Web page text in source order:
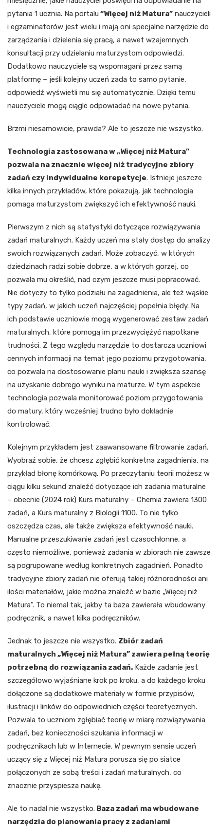
pytania 1 ucznia. Na portalu “Więcej niż Matura” nauczycieli
i egzaminatorów jest wielu i mają oni specjalne narzędzie do
zarządzania i dzielenia się pracą, a nawet wzajemnych
konsultacji przy udzielaniu maturzystom odpowiedzi.
Dodatkowo nauczyciele są wspomagani przez samą
platformę – jeśli kolejny uczeń zada to samo pytanie,
odpowiedź wyświetli mu się automatycznie. Dzięki temu
nauczyciele mogą ciągle odpowiadać na nowe pytania.
Brzmi niesamowicie, prawda? Ale to jeszcze nie wszystko.
Technologia zastosowana w „Więcej niż Matura”
pozwala na znacznie więcej niż tradycyjne zbiory
zadań czy indywidualne korepetycje. Istnieje jeszcze
kilka innych przykładów, które pokazują, jak technologia
pomaga maturzystom zwiększyć ich efektywność nauki.
Pierwszym z nich są statystyki dotyczące rozwiązywania
zadań maturalnych. Każdy uczeń ma stały dostęp do analizy
swoich rozwiązanych zadań. Może zobaczyć, w których
dziedzinach radzi sobie dobrze, a w których gorzej, co
pozwala mu określić, nad czym jeszcze musi popracować.
Nie dotyczy to tylko podziału na zagadnienia, ale też wąskie
typy zadań, w jakich uczeń najczęściej popełnia błędy. Na
ich podstawie uczniowie mogą wygenerować zestaw zadań
maturalnych, które pomogą im przezwyciężyć napotkane
trudności. Z tego względu narzędzie to dostarcza uczniowi
cennych informacji na temat jego poziomu przygotowania,
co pozwala na dostosowanie planu nauki i zwiększa szansę
na uzyskanie dobrego wyniku na maturze. W tym aspekcie
technologia pozwala monitorować poziom przygotowania
do matury, który wcześniej trudno było dokładnie
kontrolować.
Kolejnym przykładem jest zaawansowane filtrowanie zadań.
Wyobraź sobie, że chcesz zgłębić konkretna zagadnienia, na
przykład błonę komórkową. Po przeczytaniu teorii możesz w
ciągu kilku sekund znaleźć dotyczące ich zadania maturalne
– obecnie (2024 rok) Kurs maturalny – Chemia zawiera 1300
zadań, a Kurs maturalny z Biologii 1100. To nie tylko
oszczędza czas, ale także zwiększa efektywność nauki.
Manualne przeszukiwanie zadań jest czasochłonne, a
często niemożliwe, ponieważ zadania w zbiorach nie zawsze
są pogrupowane według konkretnych zagadnień. Ponadto
tradycyjne zbiory zadań nie oferują takiej różnorodności ani
ilości materiałów, jakie można znaleźć w bazie „Więcej niż
Matura”. To niemal tak, jakby ta baza zawierała wbudowany
podręcznik, a nawet kilka podręczników.
Jednak to jeszcze nie wszystko. Zbiór zadań
maturalnych „Więcej niż Matura” zawiera pełną teorię
potrzebną do rozwiązania zadań. Każde zadanie jest
szczegółowo wyjaśniane krok po kroku, a do każdego kroku
dołączone są dodatkowe materiały w formie przypisów,
ilustracji i linków do odpowiednich części teoretycznych.
Pozwala to uczniom zgłębiać teorię w miarę rozwiązywania
zadań, bez konieczności szukania informacji w
podręcznikach lub w Internecie. W pewnym sensie uczeń
uczący się z Więcej niż Matura porusza się po siatce
połączonych ze sobą treści i zadań maturalnych, co
znacznie przyspiesza naukę.
Ale to nadal nie wszystko. Baza zadań ma wbudowane
narzędzia do planowania pracy z zadaniami